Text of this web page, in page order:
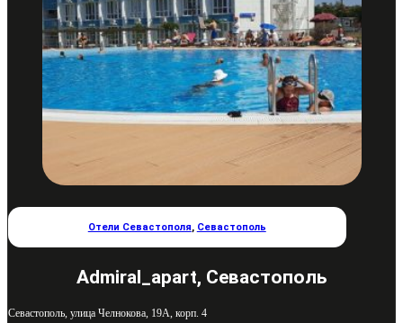
Отели Севастополя, Севастополь
Admiral_apart, Севастополь
Севастополь, улица Челнокова, 19А, корп. 4